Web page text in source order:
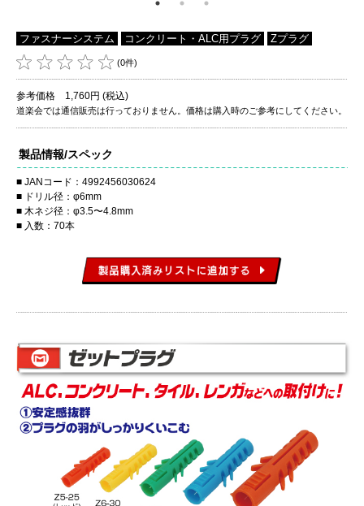
ファスナーシステム コンクリート・ALC用プラグ Zプラグ
(0件)
参考価格 1,760円 (税込)
道楽会では通信販売は行っておりません。価格は購入時のご参考にしてください。
製品情報/スペック
JANコード：4992456030624
ドリル径：φ6mm
木ネジ径：φ3.5〜4.8mm
入数：70本